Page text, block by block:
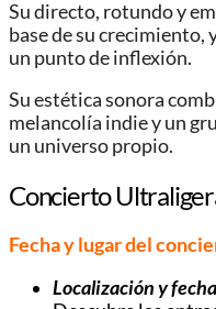
Su directo, rotundo y
base de su crecimiento,
un punto de inflexión.
Su estética sonora
melancolía indie y un
un universo propio.
Concierto
Fecha y lugar del
Localización y